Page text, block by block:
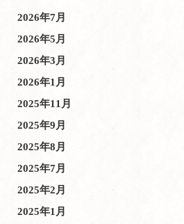
2026年7月
2026年5月
2026年3月
2026年1月
2025年11月
2025年9月
2025年8月
2025年7月
2025年2月
2025年1月